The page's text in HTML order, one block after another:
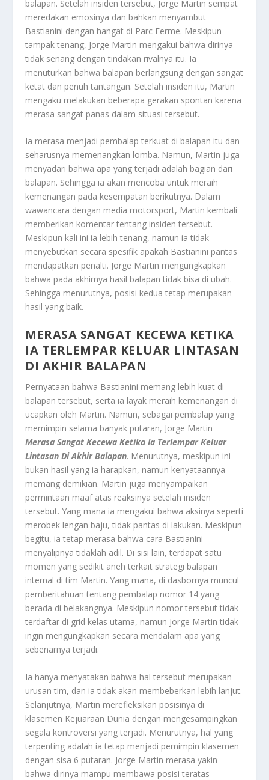
balapan. Setelah insiden tersebut, Jorge Martin sempat
meredakan emosinya dan bahkan menyambut
Bastianini dengan hangat di Parc Ferme. Meskipun
tampak tenang, Jorge Martin mengakui bahwa dirinya
tidak senang dengan tindakan rivalnya itu. Ia
menuturkan bahwa balapan berlangsung dengan sangat
ketat dan penuh tantangan. Setelah insiden itu, Martin
mengaku melakukan beberapa gerakan spontan karena
merasa sangat panas dalam situasi tersebut.
Ia merasa menjadi pembalap terkuat di balapan itu dan
seharusnya memenangkan lomba. Namun, Martin juga
menyadari bahwa apa yang terjadi adalah bagian dari
balapan. Sehingga ia akan mencoba untuk meraih
kemenangan pada kesempatan berikutnya. Dalam
wawancara dengan media motorsport, Martin kembali
memberikan komentar tentang insiden tersebut.
Meskipun kali ini ia lebih tenang, namun ia tidak
menyebutkan secara spesifik apakah Bastianini pantas
mendapatkan penalti. Jorge Martin mengungkapkan
bahwa pada akhirnya hasil balapan tidak bisa di ubah.
Sehingga menurutnya, posisi kedua tetap merupakan
hasil yang baik.
MERASA SANGAT KECEWA KETIKA
IA TERLEMPAR KELUAR LINTASAN
DI AKHIR BALAPAN
Pernyataan bahwa Bastianini memang lebih kuat di
balapan tersebut, serta ia layak meraih kemenangan di
ucapkan oleh Martin. Namun, sebagai pembalap yang
memimpin selama banyak putaran, Jorge Martin
Merasa Sangat Kecewa Ketika Ia Terlempar Keluar
Lintasan Di Akhir Balapan. Menurutnya, meskipun ini
bukan hasil yang ia harapkan, namun kenyataannya
memang demikian. Martin juga menyampaikan
permintaan maaf atas reaksinya setelah insiden
tersebut. Yang mana ia mengakui bahwa aksinya seperti
merobek lengan baju, tidak pantas di lakukan. Meskipun
begitu, ia tetap merasa bahwa cara Bastianini
menyalipnya tidaklah adil. Di sisi lain, terdapat satu
momen yang sedikit aneh terkait strategi balapan
internal di tim Martin. Yang mana, di dasbornya muncul
pemberitahuan tentang pembalap nomor 14 yang
berada di belakangnya. Meskipun nomor tersebut tidak
terdaftar di grid kelas utama, namun Jorge Martin tidak
ingin mengungkapkan secara mendalam apa yang
sebenarnya terjadi.
Ia hanya menyatakan bahwa hal tersebut merupakan
urusan tim, dan ia tidak akan membeberkan lebih lanjut.
Selanjutnya, Martin merefleksikan posisinya di
klasemen Kejuaraan Dunia dengan mengesampingkan
segala kontroversi yang terjadi. Menurutnya, hal yang
terpenting adalah ia tetap menjadi pemimpin klasemen
dengan sisa 6 putaran. Jorge Martin merasa yakin
bahwa dirinya mampu membawa posisi teratas